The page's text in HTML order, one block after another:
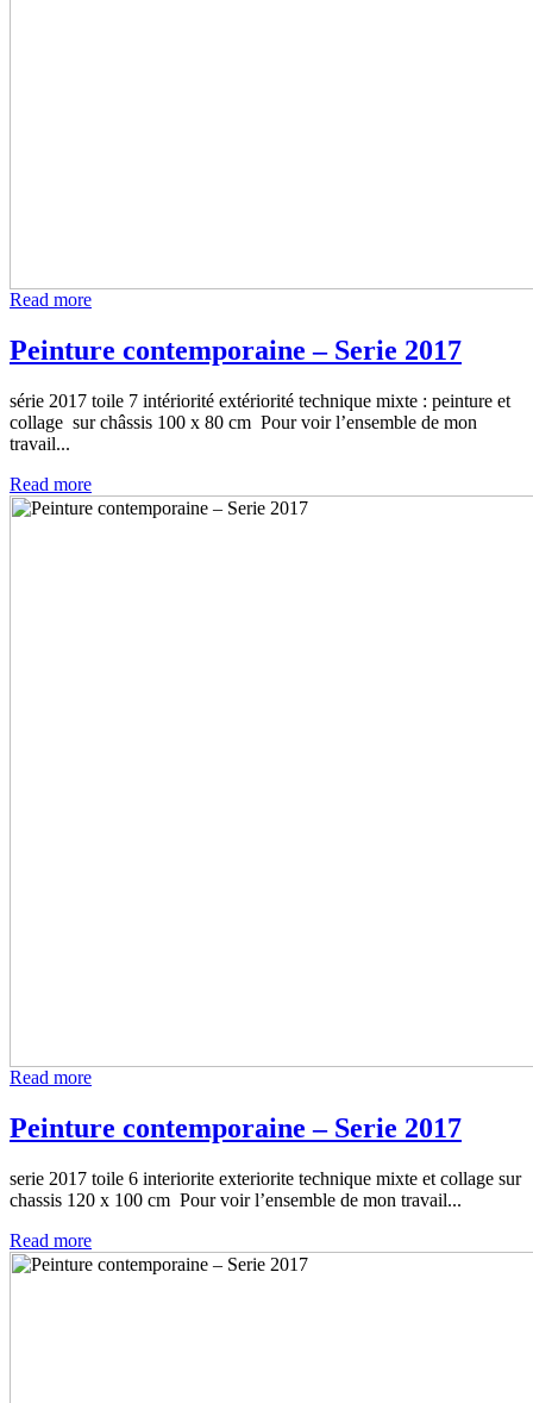
Read more
Peinture contemporaine – Serie 2017
série 2017 toile 7 intériorité extériorité technique mixte : peinture et
collage sur châssis 100 x 80 cm Pour voir l’ensemble de mon
travail...
Read more
Read more
Peinture contemporaine – Serie 2017
serie 2017 toile 6 interiorite exteriorite technique mixte et collage sur
chassis 120 x 100 cm Pour voir l’ensemble de mon travail...
Read more